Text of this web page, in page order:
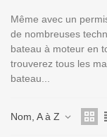
Même avec un
de nombreuses
bateau à moteur en
trouverez tous les
bateau...
Nom, A à Z